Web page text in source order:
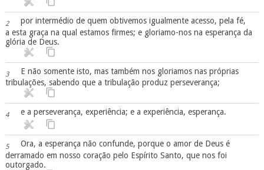
2
por intermédio de quem obtivemos igualmente acesso, pela fé,
a esta graça na qual estamos firmes; e gloriamo-nos na esperança da
glória de Deus.
3
E não somente isto, mas também nos gloriamos nas próprias
tribulações, sabendo que a tribulação produz perseverança;
4 e a perseverança, experiência; e a experiência, esperança.
5
Ora, a esperança não confunde, porque o amor de Deus é
derramado em nosso coração pelo Espírito Santo, que nos foi
outorgado.